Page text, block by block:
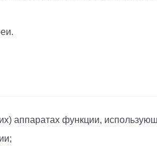
аппаратах функции,